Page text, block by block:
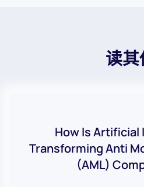
读其
How Is
Transforming Anti
(AML)